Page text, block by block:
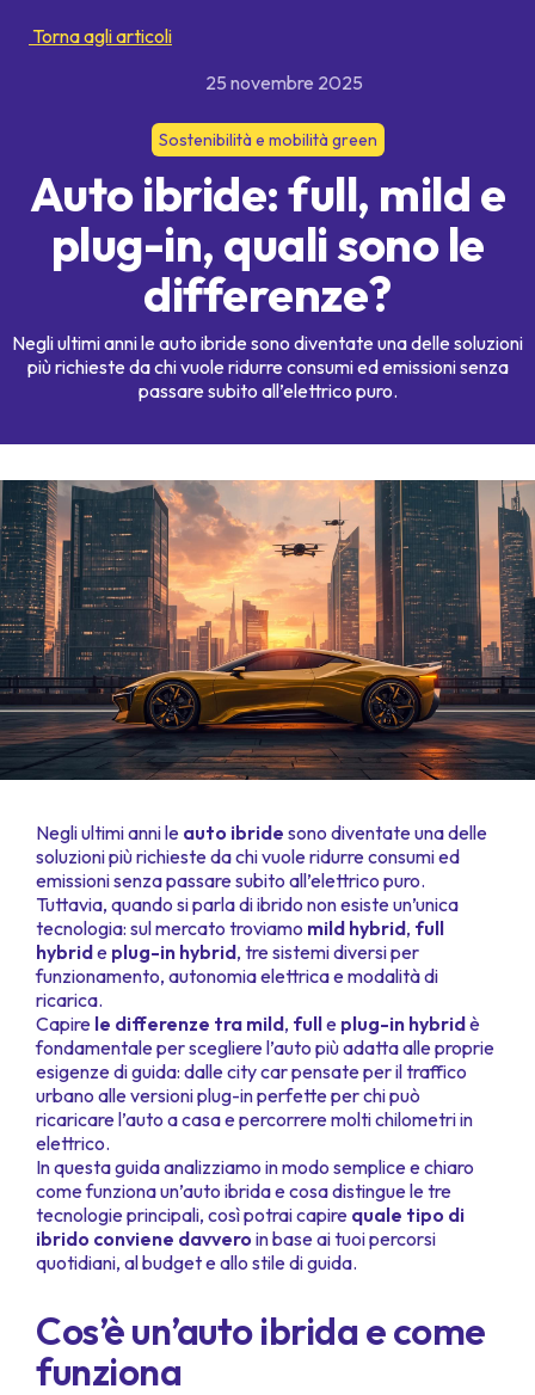
Torna agli articoli
25 novembre 2025
Sostenibilità e mobilità green
Auto ibride: full, mild e
plug-in, quali sono le
differenze?
Negli ultimi anni le auto ibride sono diventate una delle soluzioni
più richieste da chi vuole ridurre consumi ed emissioni senza
passare subito all’elettrico puro.
Negli ultimi anni le auto ibride sono diventate una delle
soluzioni più richieste da chi vuole ridurre consumi ed
emissioni senza passare subito all’elettrico puro.
Tuttavia, quando si parla di ibrido non esiste un’unica
tecnologia: sul mercato troviamo mild hybrid, full
hybride plug-in hybrid, tre sistemi diversi per
funzionamento, autonomia elettrica e modalità di
ricarica.
Capire le differenze tra mild, fulle plug-in hybridè
fondamentale per scegliere l’auto più adatta alle proprie
esigenze di guida: dalle city car pensate per il traffico
urbano alle versioni plug-in perfette per chi può
ricaricare l’auto a casa e percorrere molti chilometri in
elettrico.
In questa guida analizziamo in modo semplice e chiaro
come funziona un’auto ibrida e cosa distingue le tre
tecnologie principali, così potrai capire quale tipo di
ibrido conviene davvero in base ai tuoi percorsi
quotidiani, al budget e allo stile di guida.
Cos’è un’auto ibrida e come
funziona